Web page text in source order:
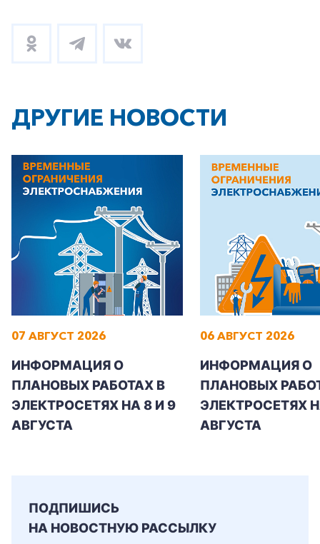
ДРУГИЕ НОВОСТИ
07 АВГУСТ 2026
ИНФОРМАЦИЯ О
ПЛАНОВЫХ РАБОТАХ В
ЭЛЕКТРОСЕТЯХ НА 8 И 9
АВГУСТА
06 АВГУСТ 2026
ИНФОРМАЦИЯ О
ПЛАНОВЫХ
ЭЛЕКТРОСЕТЯХ
АВГУСТА
ПОДПИШИСЬ
НА НОВОСТНУЮ РАССЫЛКУ